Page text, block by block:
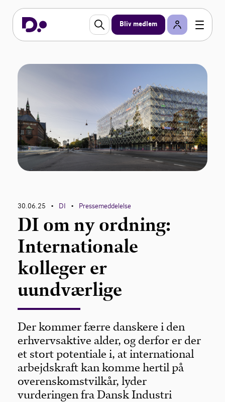
Bliv medlem
30.06.25 • DI • Pressemeddelelse
DI om ny ordning:
Internationale
kolleger er
uundværlige
Der kommer færre danskere i den
erhvervsaktive alder, og derfor er der
et stort potentiale i, at international
arbejdskraft kan komme hertil på
overenskomstvilkår, lyder
vurderingen fra Dansk Industri